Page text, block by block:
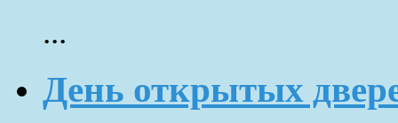
...
День открытых